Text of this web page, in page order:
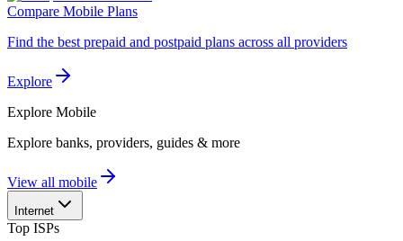
Compare Mobile Plans
Find the best prepaid and postpaid plans across all providers
Explore
Explore Mobile
Explore banks, providers, guides & more
View all mobile
Internet
Top ISPs